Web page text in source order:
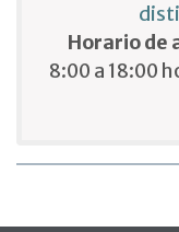
Horario de
8:00 a 18:00